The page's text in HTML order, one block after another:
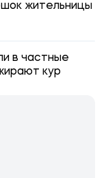
жительницы
в частные
кур